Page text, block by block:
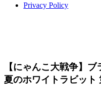
Privacy Policy
【にゃんこ大戦争】
夏のホワイトラビット